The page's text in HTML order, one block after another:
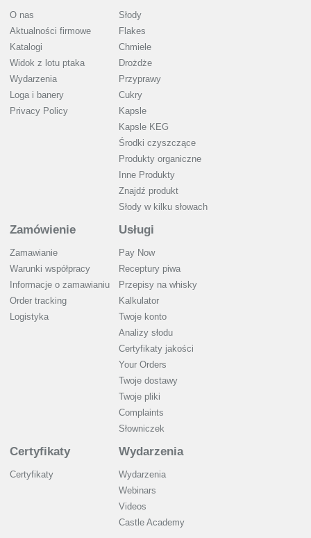
O nas
Aktualności firmowe
Katalogi
Widok z lotu ptaka
Wydarzenia
Loga i banery
Privacy Policy
Słody
Flakes
Chmiele
Drożdże
Przyprawy
Cukry
Kapsle
Kapsle KEG
Środki czyszczące
Produkty organiczne
Inne Produkty
Znajdź produkt
Słody w kilku słowach
Zamówienie
Zamawianie
Warunki współpracy
Informacje o zamawianiu
Order tracking
Logistyka
Usługi
Pay Now
Receptury piwa
Przepisy na whisky
Kalkulator
Twoje konto
Analizy słodu
Certyfikaty jakości
Your Orders
Twoje dostawy
Twoje pliki
Complaints
Słowniczek
Certyfikaty
Certyfikaty
Wydarzenia
Wydarzenia
Webinars
Videos
Castle Academy